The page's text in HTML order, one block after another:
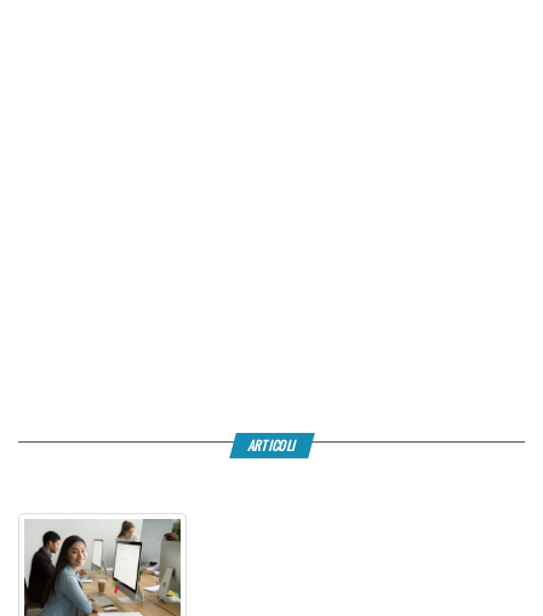
ARTICOLI